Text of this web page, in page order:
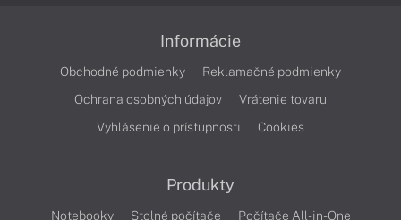
Informácie
Obchodné podmienky
Reklamačné podmienky
Ochrana osobných údajov
Vrátenie tovaru
Vyhlásenie o prístupnosti
Cookies
Produkty
Notebooky Stolné počítače
Počítače All-in-One